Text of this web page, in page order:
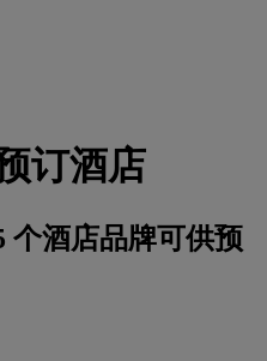
订酒店
个酒店品牌可供预